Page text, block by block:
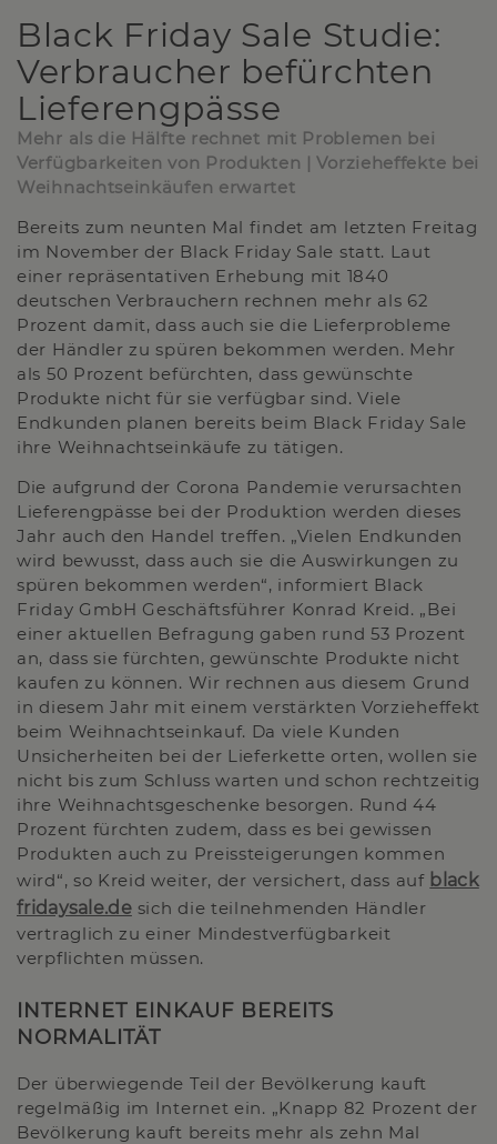
Black Friday Sale Studie:
Verbraucher befürchten
Lieferengpässe
Mehr als die Hälfte rechnet mit Problemen bei
Verfügbarkeiten von Produkten | Vorzieheffekte bei
Weihnachtseinkäufen erwartet
Bereits zum neunten Mal findet am letzten Freitag
im November der Black Friday Sale statt. Laut
einer repräsentativen Erhebung mit 1840
deutschen Verbrauchern rechnen mehr als 62
Prozent damit, dass auch sie die Lieferprobleme
der Händler zu spüren bekommen werden. Mehr
als 50 Prozent befürchten, dass gewünschte
Produkte nicht für sie verfügbar sind. Viele
Endkunden planen bereits beim Black Friday Sale
ihre Weihnachtseinkäufe zu tätigen.
Die aufgrund der Corona Pandemie verursachten
Lieferengpässe bei der Produktion werden dieses
Jahr auch den Handel treffen. „Vielen Endkunden
wird bewusst, dass auch sie die Auswirkungen zu
spüren bekommen werden“, informiert Black
Friday GmbH Geschäftsführer Konrad Kreid. „Bei
einer aktuellen Befragung gaben rund 53 Prozent
an, dass sie fürchten, gewünschte Produkte nicht
kaufen zu können. Wir rechnen aus diesem Grund
in diesem Jahr mit einem verstärkten Vorzieheffekt
beim Weihnachtseinkauf. Da viele Kunden
Unsicherheiten bei der Lieferkette orten, wollen sie
nicht bis zum Schluss warten und schon rechtzeitig
ihre Weihnachtsgeschenke besorgen. Rund 44
Prozent fürchten zudem, dass es bei gewissen
Produkten auch zu Preissteigerungen kommen
wird“, so Kreid weiter, der versichert, dass auf black
fridaysale.desich die teilnehmenden Händler
vertraglich zu einer Mindestverfügbarkeit
verpflichten müssen.
INTERNET EINKAUF BEREITS
NORMALITÄT
Der überwiegende Teil der Bevölkerung kauft
regelmäßig im Internet ein. „Knapp 82 Prozent der
Bevölkerung kauft bereits mehr als zehn Mal